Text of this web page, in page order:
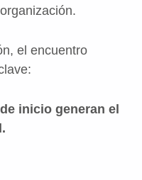
el encuentro
inicio generan el